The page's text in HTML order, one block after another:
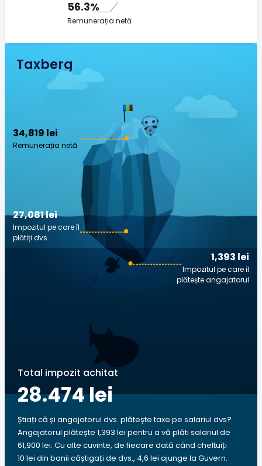
56.3%
Remunerația netă
Taxberg
34,819 lei
Remunerația netă
1,393 lei
Impozitul pe care îl
plătește angajatorul
27,081 lei
Impozitul pe care îl
plătiți dvs.
Total impozit achitat
28.474 lei
Știați că și angajatorul dvs. plătește taxe pe salariul dvs?
Angajatorul plătește 1,393 lei pentru a vă plăti salariul de
61,900 lei. Cu alte cuvinte, de fiecare dată când cheltuiți
10 lei din banii câștigați de dvs., 4,6 lei ajunge la Guvern.